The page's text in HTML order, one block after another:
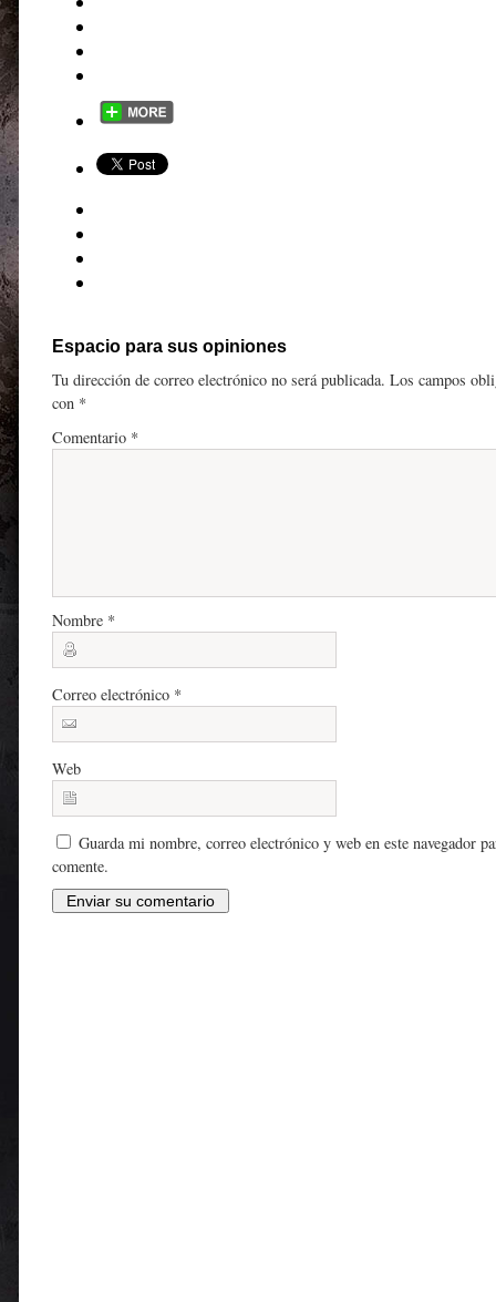
Espacio para sus opiniones
Tu dirección de correo electrónico no será publicada. Los campos
con *
Comentario *
Nombre *
Correo electrónico *
Web
Guarda mi nombre, correo electrónico y web en este navegador
comente.